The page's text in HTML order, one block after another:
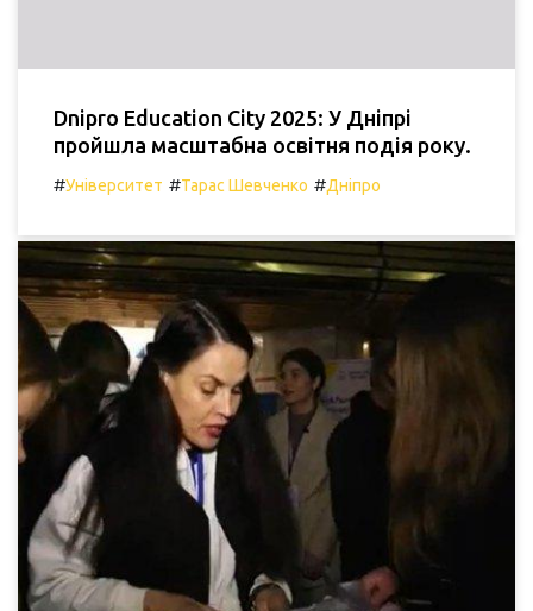
Dnipro Education City 2025: У Дніпрі
пройшла масштабна освітня подія року.
#Університет #Тарас Шевченко #Дніпро